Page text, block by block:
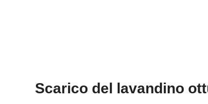
Scarico del lavandino